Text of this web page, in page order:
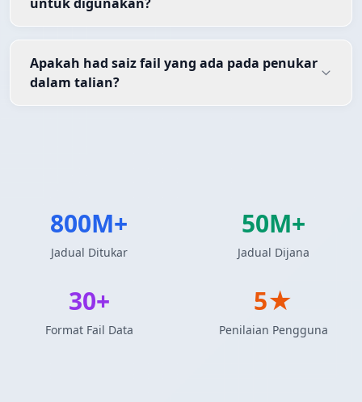
Apakah had saiz fail yang ada pada penukar
dalam talian?
800M+
Jadual Ditukar
50M+
Jadual Dijana
30+
Format Fail Data
5★
Penilaian Pengguna